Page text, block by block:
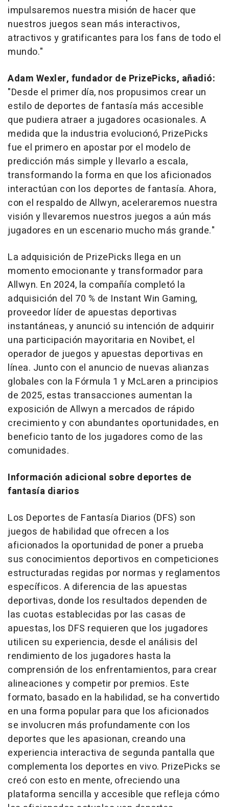
impulsaremos nuestra misión de hacer que
nuestros juegos sean más interactivos,
atractivos y gratificantes para los fans de todo el
mundo."
Adam Wexler, fundador de PrizePicks, añadió:
"Desde el primer día, nos propusimos crear un
estilo de deportes de fantasía más accesible
que pudiera atraer a jugadores ocasionales. A
medida que la industria evolucionó, PrizePicks
fue el primero en apostar por el modelo de
predicción más simple y llevarlo a escala,
transformando la forma en que los aficionados
interactúan con los deportes de fantasía. Ahora,
con el respaldo de Allwyn, aceleraremos nuestra
visión y llevaremos nuestros juegos a aún más
jugadores en un escenario mucho más grande."
La adquisición de PrizePicks llega en un
momento emocionante y transformador para
Allwyn. En 2024, la compañía completó la
adquisición del 70 % de Instant Win Gaming,
proveedor líder de apuestas deportivas
instantáneas, y anunció su intención de adquirir
una participación mayoritaria en Novibet, el
operador de juegos y apuestas deportivas en
línea. Junto con el anuncio de nuevas alianzas
globales con la Fórmula 1 y McLaren a principios
de 2025, estas transacciones aumentan la
exposición de Allwyn a mercados de rápido
crecimiento y con abundantes oportunidades, en
beneficio tanto de los jugadores como de las
comunidades.
Información adicional sobre deportes de
fantasía diarios
Los Deportes de Fantasía Diarios (DFS) son
juegos de habilidad que ofrecen a los
aficionados la oportunidad de poner a prueba
sus conocimientos deportivos en competiciones
estructuradas regidas por normas y reglamentos
específicos. A diferencia de las apuestas
deportivas, donde los resultados dependen de
las cuotas establecidas por las casas de
apuestas, los DFS requieren que los jugadores
utilicen su experiencia, desde el análisis del
rendimiento de los jugadores hasta la
comprensión de los enfrentamientos, para crear
alineaciones y competir por premios. Este
formato, basado en la habilidad, se ha convertido
en una forma popular para que los aficionados
se involucren más profundamente con los
deportes que les apasionan, creando una
experiencia interactiva de segunda pantalla que
complementa los deportes en vivo. PrizePicks se
creó con esto en mente, ofreciendo una
plataforma sencilla y accesible que refleja cómo